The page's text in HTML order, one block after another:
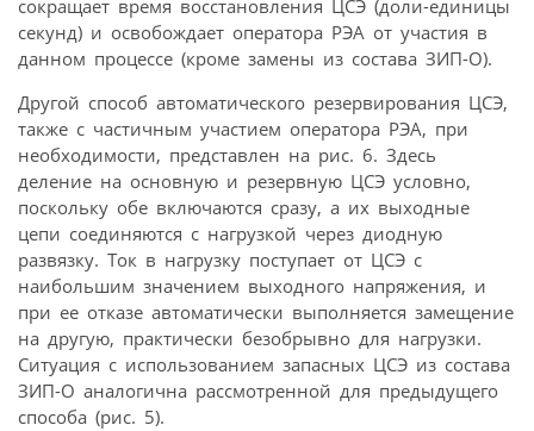
сокращает время восстановления ЦСЭ (доли-единицы
секунд) и освобождает оператора РЭА от участия в
данном процессе (кроме замены из состава ЗИП-О).
Другой способ автоматического резервирования ЦСЭ,
также с частичным участием оператора РЭА, при
необходимости, представлен на рис. 6. Здесь
деление на основную и резервную ЦСЭ условно,
поскольку обе включаются сразу, а их выходные
цепи соединяются с нагрузкой через диодную
развязку. Ток в нагрузку поступает от ЦСЭ с
наибольшим значением выходного напряжения, и
при ее отказе автоматически выполняется замещение
на другую, практически безобрывно для нагрузки.
Ситуация с использованием запасных ЦСЭ из состава
ЗИП-О аналогична рассмотренной для предыдущего
способа (рис. 5).